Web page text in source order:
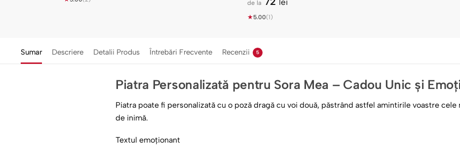
de la
★5.00(1)
Sumar Descriere Detalii Produs Întrebări Frecvente Recenzii 5
Piatra Personalizată pentru Sora Mea – Cadou Unic și
Piatra poate fi personalizată cu o poză dragă cu voi două, păstrând astfel amintirile voastre cele
de inimă.
Textul emoționant